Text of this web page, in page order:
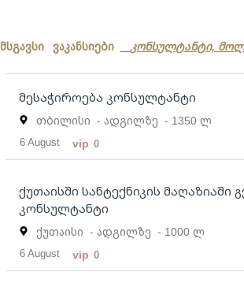
მსგავსი ვაკანსიები კონსულტანტი,
მესაჭიროება კონსულტანტი
თბილისი - ადგილზე - 1350 ლ
6 August vip 0
ქუთაისში სანტექნიკის მაღაზიაში
კონსულტანტი
ქუთაისი - ადგილზე - 1000 ლ
6 August vip 0